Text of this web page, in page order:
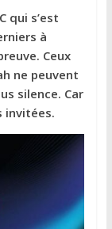
qui s’est
à
Ceux
ne peuvent
silence. Car
invitées.